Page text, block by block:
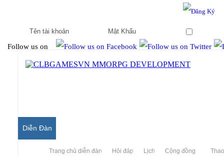
Follow us on
Diễn Đàn
Trang chủ diễn đàn Hỏi đáp Lịch Cộng đồng